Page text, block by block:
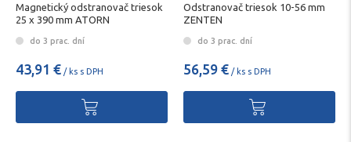
Magnetický odstranovač triesok
25 x 390 mm ATORN
do 3 prac. dní
43,91 € / ks s DPH
Odstranovač triesok 10-56 mm
ZENTEN
do 3 prac. dní
56,59 € / ks s DPH